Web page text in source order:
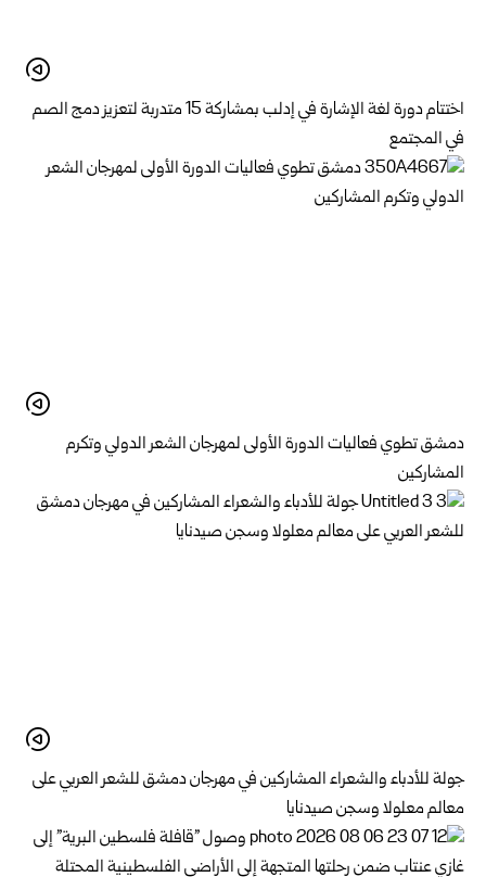
اختتام دورة لغة الإشارة في إدلب بمشاركة 15 متدربة لتعزيز دمج الصم
في المجتمع
دمشق تطوي فعاليات الدورة الأولى لمهرجان الشعر الدولي وتكرم
المشاركين
جولة للأدباء والشعراء المشاركين في مهرجان دمشق للشعر العربي على
معالم معلولا وسجن صيدنايا